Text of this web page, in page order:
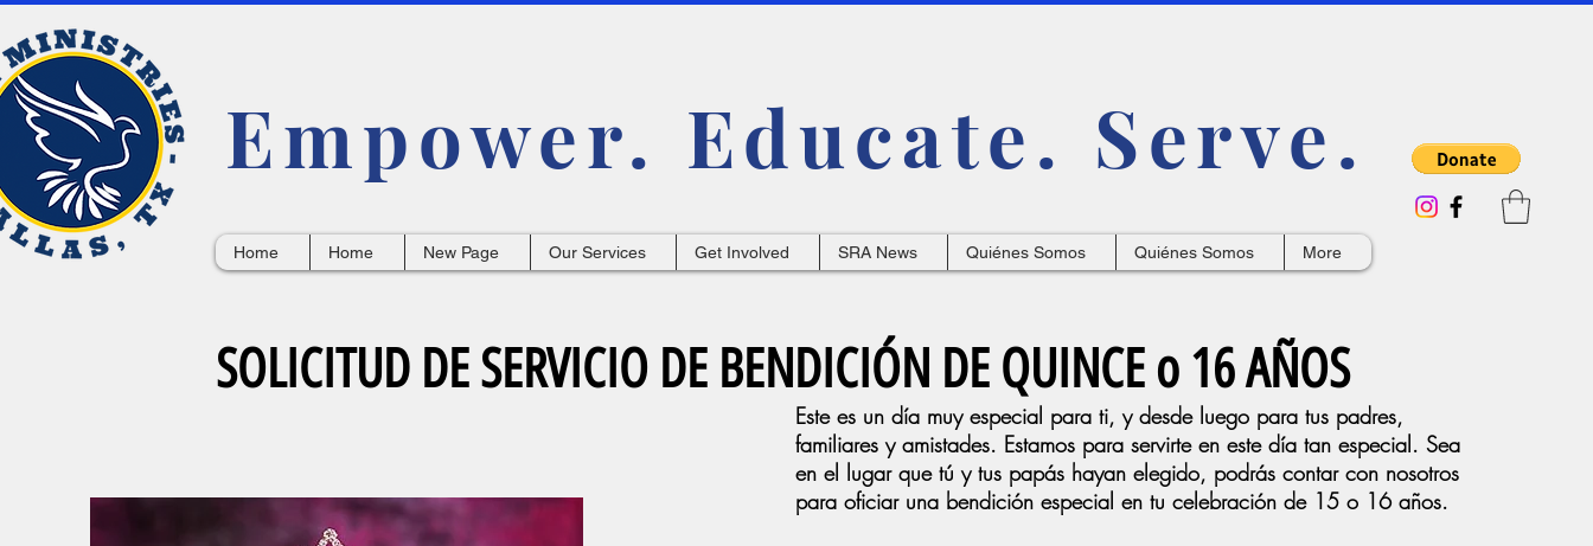
Empower. Educate. Serve.
Home Home New Page Our Services Get Involved SRA News Quiénes Somos Quiénes Somos More
Este es un día muy especial para ti, y desde luego para tus padres,
familiares y amistades. Estamos para servirte en este día tan especial. Sea
en el lugar que tú y tus papás hayan elegido, podrás contar con nosotros
para oficiar una bendición especial en tu celebración de 15 o 16 años.
SOLICITUD DE SERVICIO DE BENDICIÓN DE QUINCE o 16 AÑOS